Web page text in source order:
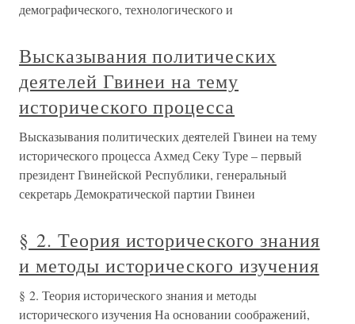
демографического, технологического и
Высказывания политических
деятелей Гвинеи на тему
исторического процесса
Высказывания политических деятелей Гвинеи на тему
исторического процесса Ахмед Секу Туре – первый
президент Гвинейской Республики, генеральный
секретарь Демократической партии Гвинеи
§ 2. Теория исторического знания
и методы исторического изучения
§ 2. Теория исторического знания и методы
исторического изучения На основании соображений,